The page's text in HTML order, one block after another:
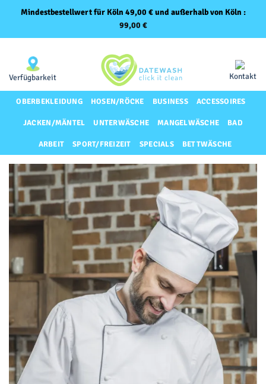
Mindestbestellwert für Köln 49,00 € und außerhalb von Köln :
99,00 €
springen
Verfügbarkeit Kontakt
OBERBEKLEIDUNG HOSEN/RÖCKE BUSINESS ACCESSOIRES
JACKEN/MÄNTEL UNTERWÄSCHE MANGELWÄSCHE BAD
ARBEIT SPORT/FREIZEIT SPECIALS BETTWÄSCHE